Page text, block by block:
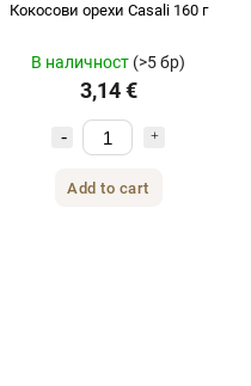
Кокосови орехи Casali 160 г
В наличност (>5 бр)
3,14 €
Add to cart